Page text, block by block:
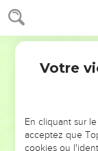
Genèse 10
Le frère aîné de
l’ancêtre de tous
Les fils de Sem
Les fils d'Aram :
Héber eut
c’est à son
Votre
En cliquant sur
acceptez que
cookies ou